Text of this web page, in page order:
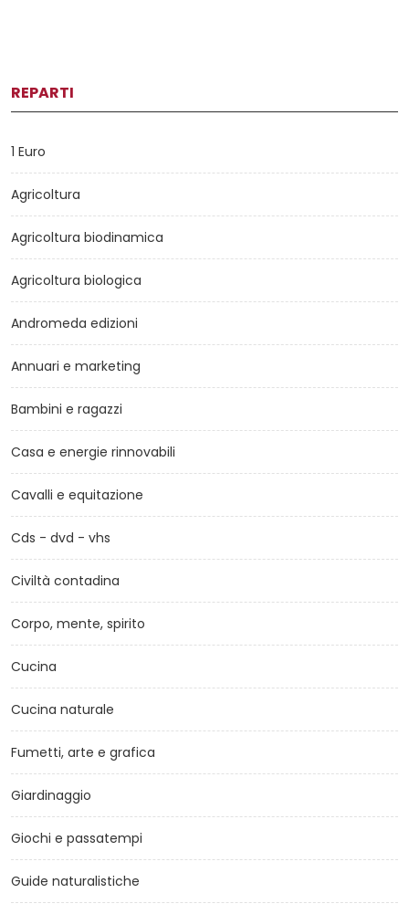
REPARTI
1 Euro
Agricoltura
Agricoltura biodinamica
Agricoltura biologica
Andromeda edizioni
Annuari e marketing
Bambini e ragazzi
Casa e energie rinnovabili
Cavalli e equitazione
Cds - dvd - vhs
Civiltà contadina
Corpo, mente, spirito
Cucina
Cucina naturale
Fumetti, arte e grafica
Giardinaggio
Giochi e passatempi
Guide naturalistiche